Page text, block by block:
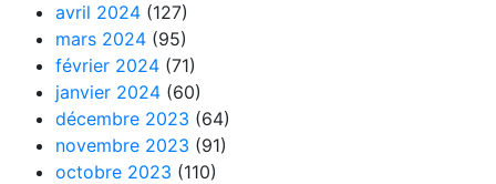
avril 2024 (127)
mars 2024 (95)
février 2024 (71)
janvier 2024 (60)
décembre 2023 (64)
novembre 2023 (91)
octobre 2023 (110)